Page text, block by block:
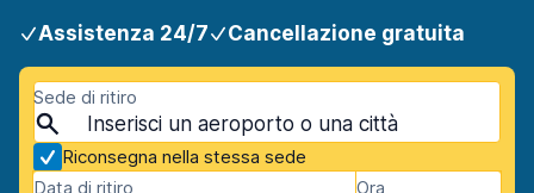
Assistenza 24/7 Cancellazione gratuita
Sede di ritiro
Riconsegna nella stessa sede
Data di ritiro
Ora